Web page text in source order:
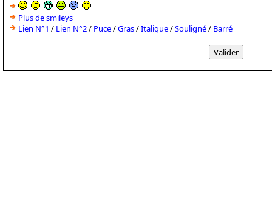
Plus de smileys
Lien N°1 / Lien N°2/ Puce/Gras/Italique/Souligné/ Barré